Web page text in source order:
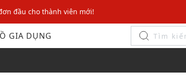
đầu cho thành viên mới!
khi thanh toán trực tuyến
đầu cho thành viên mới!
GIA DỤNG